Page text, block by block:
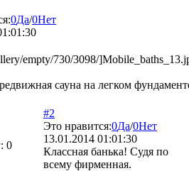
0Да/0Нет
empty/730/3098/
сауна на легком
0
#2
Это нравится:0Да/0Нет
13.01.2014 01:01:30
Классная банька! Судя по
всему фирменная.